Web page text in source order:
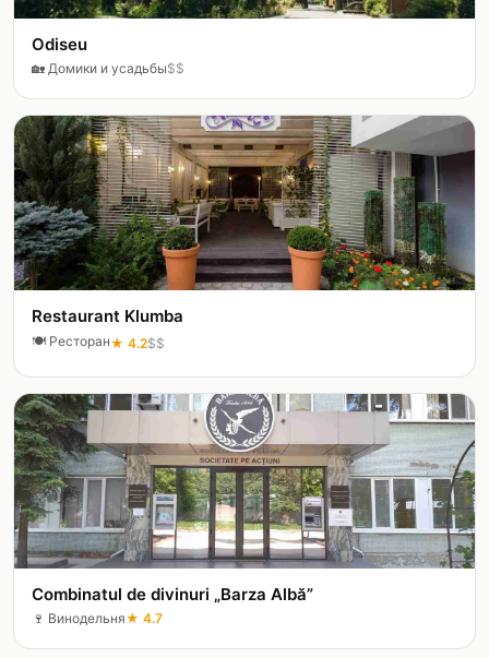
Odiseu
🏡 Домики и усадьбы$$
Restaurant Klumba
🍽️ Ресторан★ 4.2$$
Combinatul de divinuri „Barza Albă”
🍷 Винодельня★ 4.7